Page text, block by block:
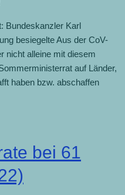
Bundeskanzler Karl
besiegelte Aus der CoV-
nicht alleine mit diesem
auf Länder,
haben bzw. abschaffen
bei 61